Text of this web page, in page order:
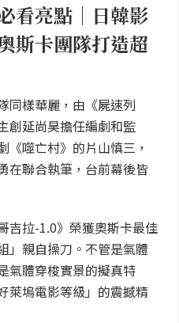
看亮點｜日韓影
斯卡團隊打造超
同樣華麗，由《屍速列
創延尚昊擔任編劇和監
《噬亡村》的片山慎三，
在聯合執筆，台前幕後皆
吉拉-1.0》榮獲奧斯卡最佳
」親自操刀。不管是氣體
氣體穿梭實景的擬真特
萊塢電影等級」的震撼精